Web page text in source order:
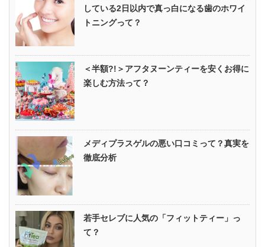
している2日以内で真っ白になる歯のホワイ
トニングって？
＜半額?!＞アフタヌーンティーを安くお得に
楽しむ方法って？
メディプラスゲルの悪い口コミって？真実を
徹底分析
若手セレブに人気の「フィットティー」っ
て？